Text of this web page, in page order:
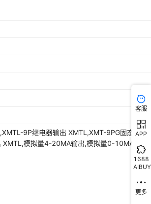
9P继电器输出 XMTL,XMT-9PG固态输
XMTL,模拟量4-20MA输出,模拟量0-10MA输出,
客服
APP
1688
AIBUY
更多